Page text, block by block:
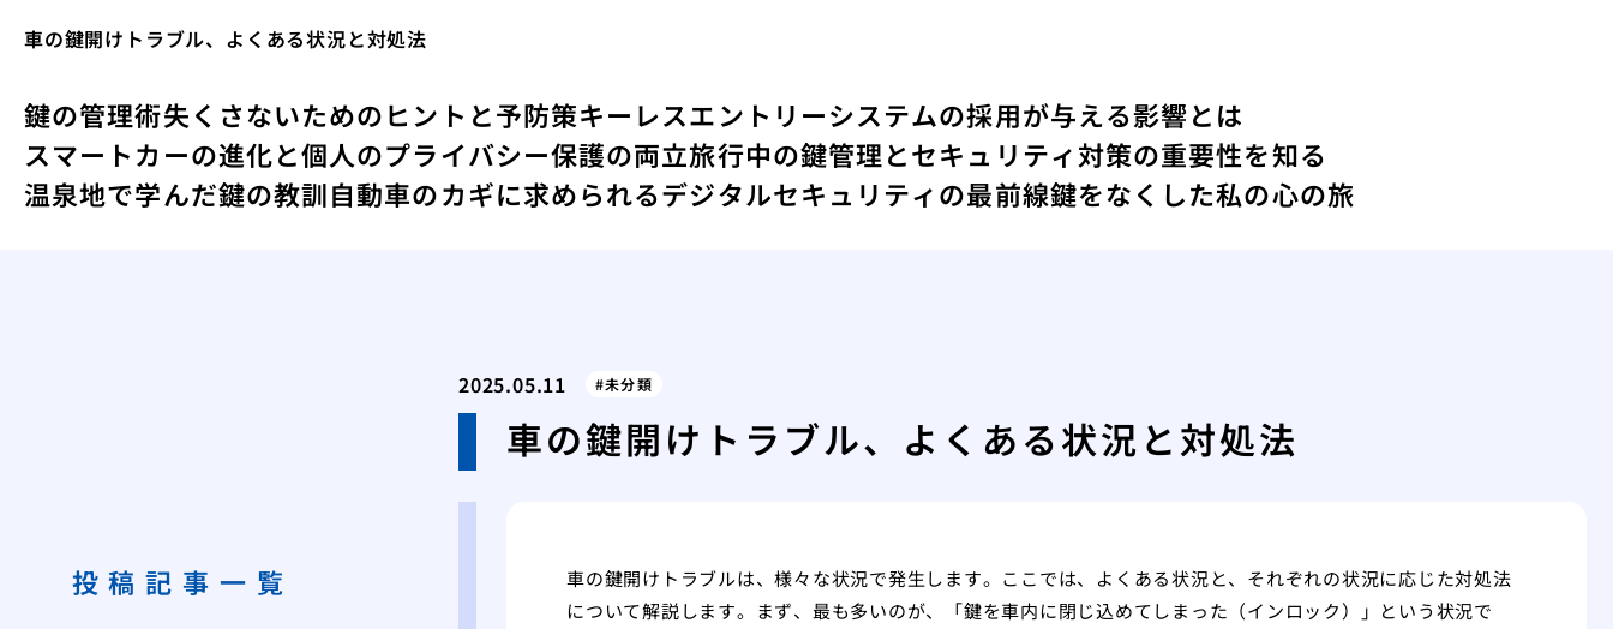
車の鍵開けトラブル、よくある状況と対処法
鍵の管理術失くさないためのヒントと予防策キーレスエントリーシステムの採用が与える影響とは
スマートカーの進化と個人のプライバシー保護の両立旅行中の鍵管理とセキュリティ対策の重要性を知る
温泉地で学んだ鍵の教訓自動車のカギに求められるデジタルセキュリティの最前線鍵をなくした私の心の旅
2025.05.11 未分類
車の鍵開けトラブル、よくある状況と対処法
車の鍵開けトラブルは、様々な状況で発生します。ここでは、よくある状況と、それぞれの状況に応じた対処法
について解説します。まず、最も多いのが、「鍵を車内に閉じ込めてしまった（インロック）」という状況で
投稿記事一覧